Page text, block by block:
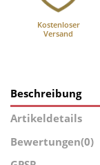
Kostenloser
Versand
Beschreibung
Artikeldetails
Bewertungen(0)